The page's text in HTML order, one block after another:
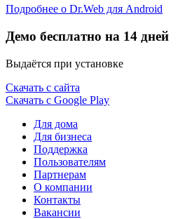
Подробнее о Dr.Web для Android
Демо бесплатно на 14 дней
Выдаётся при установке
Скачать с сайта
Скачать с Google Play
Для дома
Для бизнеса
Поддержка
Пользователям
Партнерам
О компании
Контакты
Вакансии